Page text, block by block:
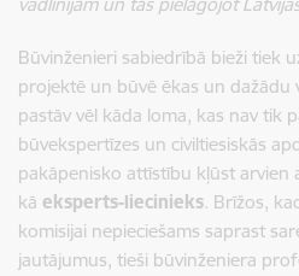
Būvinženieri sabiedrībā bieži tiek
projektē un būvē ēkas un dažādu
pastāv vēl kāda loma, kas nav tik
būvekspertīzes un civiltiesiskās
pakāpenisko attīstību kļūst
kā eksperts-liecinieks. Brīžos,
komisijai nepieciešams saprast
jautājumus, tieši būvinženiera